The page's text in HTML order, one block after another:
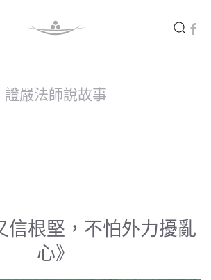
證嚴法師說故事
信根堅，不怕外力擾亂
心》